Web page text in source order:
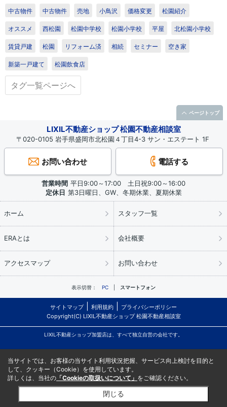
中古物件 中古物件 売地 小鳥沢 価格変更 松園紹介
オススメ 西松園 松園中学校 松園小学校 平屋 北松園小学校
賃貸戸建 松園 リフォーム済 相続 セミナー 空き家
新築一戸建て 松園飲食店
タグ一覧ページへ
LIXIL不動産ショップ 松園不動産相談室
〒020-0105 岩手県盛岡市北松園４丁目4-3 サン・エステート 1F
お問い合わせ 電話する
営業時間 平日9:00～17:00 土日祝9:00～16:00
定休日 第3日曜日、GW、冬期休業、夏期休業
ホーム スタッフ一覧
ERAとは 会社概要
アクセスマップ お問い合わせ
表示切替： PC スマートフォン
サイトマップ 利用規約
プライバシーポリシー
Copyright(C) LIXIL不動産ショップ 松園不動産相談室
LIXIL不動産ショップ加盟店は、すべて独立自営の会社です。
ページトップ
当サイトでは、お客様の当サイト利用状況把握、サービス向上検討を目的と
して、クッキー（Cookie）を使用しています。
詳しくは、当社の 「Cookieの取扱いについて」 をご確認ください。
閉じる